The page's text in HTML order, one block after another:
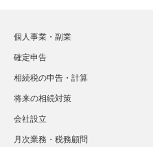
個人事業・副業
確定申告
相続税の申告・計算
将来の相続対策
会社設立
月次業務・税務顧問